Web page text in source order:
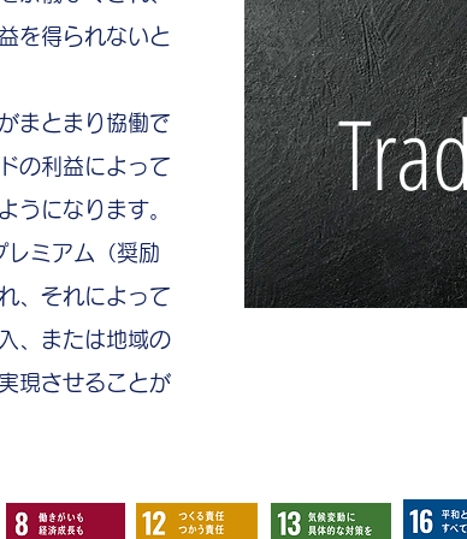
を得られないと
まとまり協働で
の利益によって
うになります。
ミアム（奨励
、それによって
、または地域の
現させることが